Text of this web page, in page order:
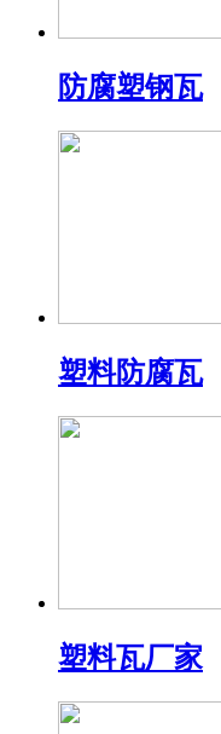
防腐塑钢瓦
塑料防腐瓦
塑料瓦厂家